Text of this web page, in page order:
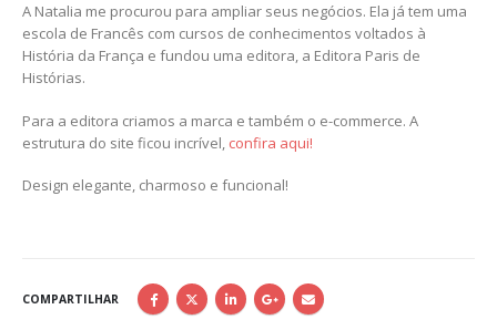
A Natalia me procurou para ampliar seus negócios. Ela já tem uma
escola de Francês com cursos de conhecimentos voltados à
História da França e fundou uma editora, a Editora Paris de
Histórias.
Para a editora criamos a marca e também o e-commerce. A
estrutura do site ficou incrível, confira aqui!
Design elegante, charmoso e funcional!
COMPARTILHAR